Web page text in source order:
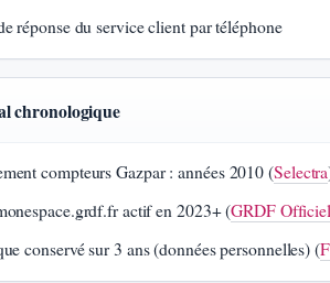
réponse du service client par téléphone
chronologique
compteurs Gazpar : années 2010 (Selectra
actif en 2023+ (GRDF Officiel
conservé sur 3 ans (données personnelles) (